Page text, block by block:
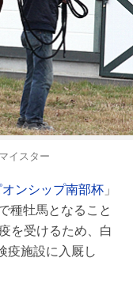
イスター
ンシップ南部杯 」
種牡馬となること
を受けるため、白
疫施設に入厩し